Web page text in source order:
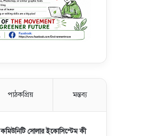
পাঠকপ্রিয় মন্তব্য
কমিউনিটি সোলার ইকোসিস্টেম কী